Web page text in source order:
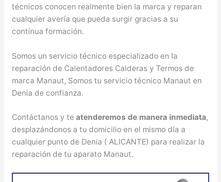
técnicos conocen realmente bien la marca y reparan
cualquier avería que pueda surgir gracias a su
contínua formación.
Somos un servicio técnico especializado en la
reparación de Calentadores Calderas y Termos de
marca Manaut, Somos tu servicio técnico Manaut en
Denia de confianza.
Contáctanos y te atenderemos de manera inmediata,
desplazándonos a tu domicilio en el mismo día a
cualquier punto de Denia ( ALICANTE) para realizar la
reparación de tu aparato Manaut.